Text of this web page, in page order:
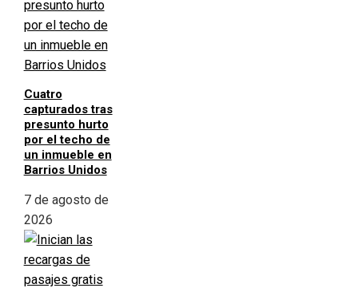
Cuatro
capturados tras
presunto hurto
por el techo de
un inmueble en
Barrios Unidos
7 de agosto de
2026